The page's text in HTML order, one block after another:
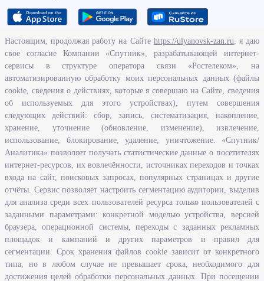
Исполнение бюджетных средств
Человеческий потенциал
Информационная безопасность
Перечень нормативно - правовых актов, определяющих полномочия,
задачи и функции Агентства по развитию человеческого потенциала
и трудовых ресурсов Ульяновской области
Развитие правовой грамотности и правосознания граждан в
Ульяновской области
Информация
Законодательство
Льготы организациям и индивидуальным предпринимателям
Иностранная рабочая сила
Настоящим, продолжая работу на Сайте https://ulyanovsk-zan.ru, я даю
свое согласие Компании «Спутник», разрабатывающей интернет-
сервисы в структуре оператора связи «Ростелеком», на
автоматизированную обработку моих персональных данных (файлы
cookie, сведения о действиях, которые я совершаю на Сайте, сведения
об используемых для этого устройствах), путем совершения
следующих действий: сбор, запись, систематизация, накопление,
хранение, уточнение (обновление, изменение), извлечение,
использование, блокирование, удаление, уничтожение. «Спутник/
Аналитика» позволяет получать статистические данные о посетителях
интернет-ресурсов, их вовлечённости, источниках переходов и точках
входа на сайт, поисковых запросах, популярных страницах и другие
отчёты. Сервис позволяет настроить сегментацию аудитории, выделив
для анализа среди всех пользователей ресурса только пользователей с
заданными параметрами: конкретной моделью устройства, версией
браузера, операционной системы, переходы с заданных рекламных
площадок и кампаний и других параметров и правил для
сегментации. Срок хранения файлов cookie зависит от конкретного
типа, но в любом случае не превышает срока, необходимого для
достижения целей обработки персональных данных. При посещении